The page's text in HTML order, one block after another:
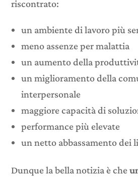
riscontrato:
un ambiente di lavoro più
meno assenze per malattia
un aumento della
un miglioramento della
interpersonale
maggiore capacità di
performance più elevate
un netto abbassamento dei
Dunque la bella notizia è che